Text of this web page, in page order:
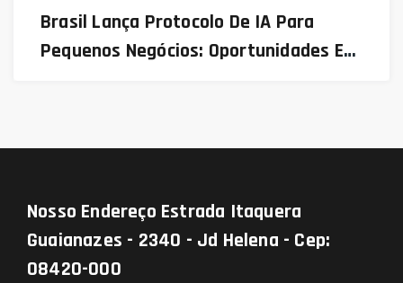
Brasil Lança Protocolo De IA Para
Pequenos Negócios: Oportunidades E
Nosso Endereço Estrada Itaquera
Guaianazes - 2340 - Jd Helena - Cep:
08420-000